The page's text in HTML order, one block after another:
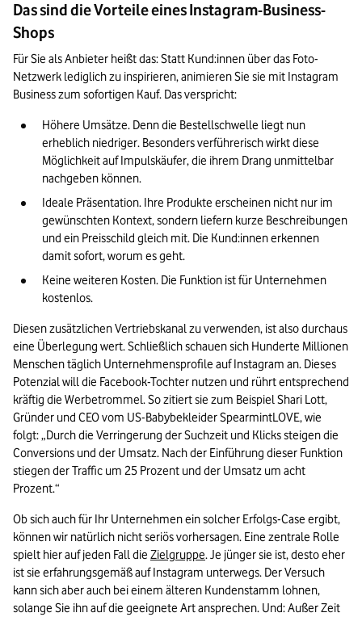
Das sind die Vorteile eines Instagram-Business-
Shops
Für Sie als Anbieter heißt das: Statt Kund:innen über das Foto-
Netzwerk lediglich zu inspirieren, animieren Sie sie mit Instagram
Business zum sofortigen Kauf. Das verspricht:
Höhere Umsätze. Denn die Bestellschwelle liegt nun
erheblich niedriger. Besonders verführerisch wirkt diese
Möglichkeit auf Impulskäufer, die ihrem Drang unmittelbar
nachgeben können.
Ideale Präsentation. Ihre Produkte erscheinen nicht nur im
gewünschten Kontext, sondern liefern kurze Beschreibungen
und ein Preisschild gleich mit. Die Kund:innen erkennen
damit sofort, worum es geht.
Keine weiteren Kosten. Die Funktion ist für Unternehmen
kostenlos.
Diesen zusätzlichen Vertriebskanal zu verwenden, ist also durchaus
eine Überlegung wert. Schließlich schauen sich Hunderte Millionen
Menschen täglich Unternehmensprofile auf Instagram an. Dieses
Potenzial will die Facebook-Tochter nutzen und rührt entsprechend
kräftig die Werbetrommel. So zitiert sie zum Beispiel Shari Lott,
Gründer und CEO vom US-Babybekleider SpearmintLOVE, wie
folgt: „Durch die Verringerung der Suchzeit und Klicks steigen die
Conversions und der Umsatz. Nach der Einführung dieser Funktion
stiegen der Traffic um 25 Prozent und der Umsatz um acht
Prozent.“
Ob sich auch für Ihr Unternehmen ein solcher Erfolgs-Case ergibt,
können wir natürlich nicht seriös vorhersagen. Eine zentrale Rolle
spielt hier auf jeden Fall die Zielgruppe. Je jünger sie ist, desto eher
ist sie erfahrungsgemäß auf Instagram unterwegs. Der Versuch
kann sich aber auch bei einem älteren Kundenstamm lohnen,
solange Sie ihn auf die geeignete Art ansprechen. Und: Außer Zeit